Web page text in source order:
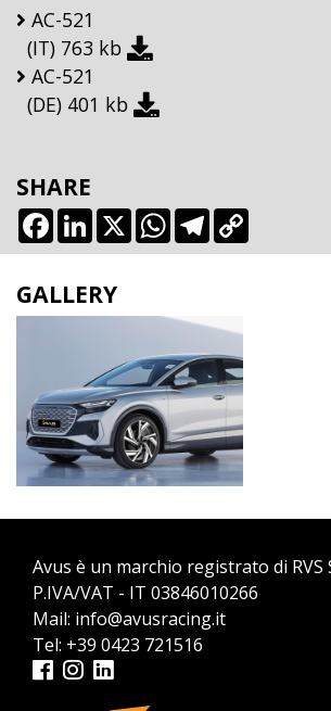
AC-521
(IT) 763 kb
AC-521
(DE) 401 kb
SHARE
Facebook
LinkedIn
X WhatsApp
Telegram
GALLERY
Avus è un marchio registrato di RVS
P.IVA/VAT - IT 03846010266
Mail: info@avusracing.it
Tel: +39 0423 721516